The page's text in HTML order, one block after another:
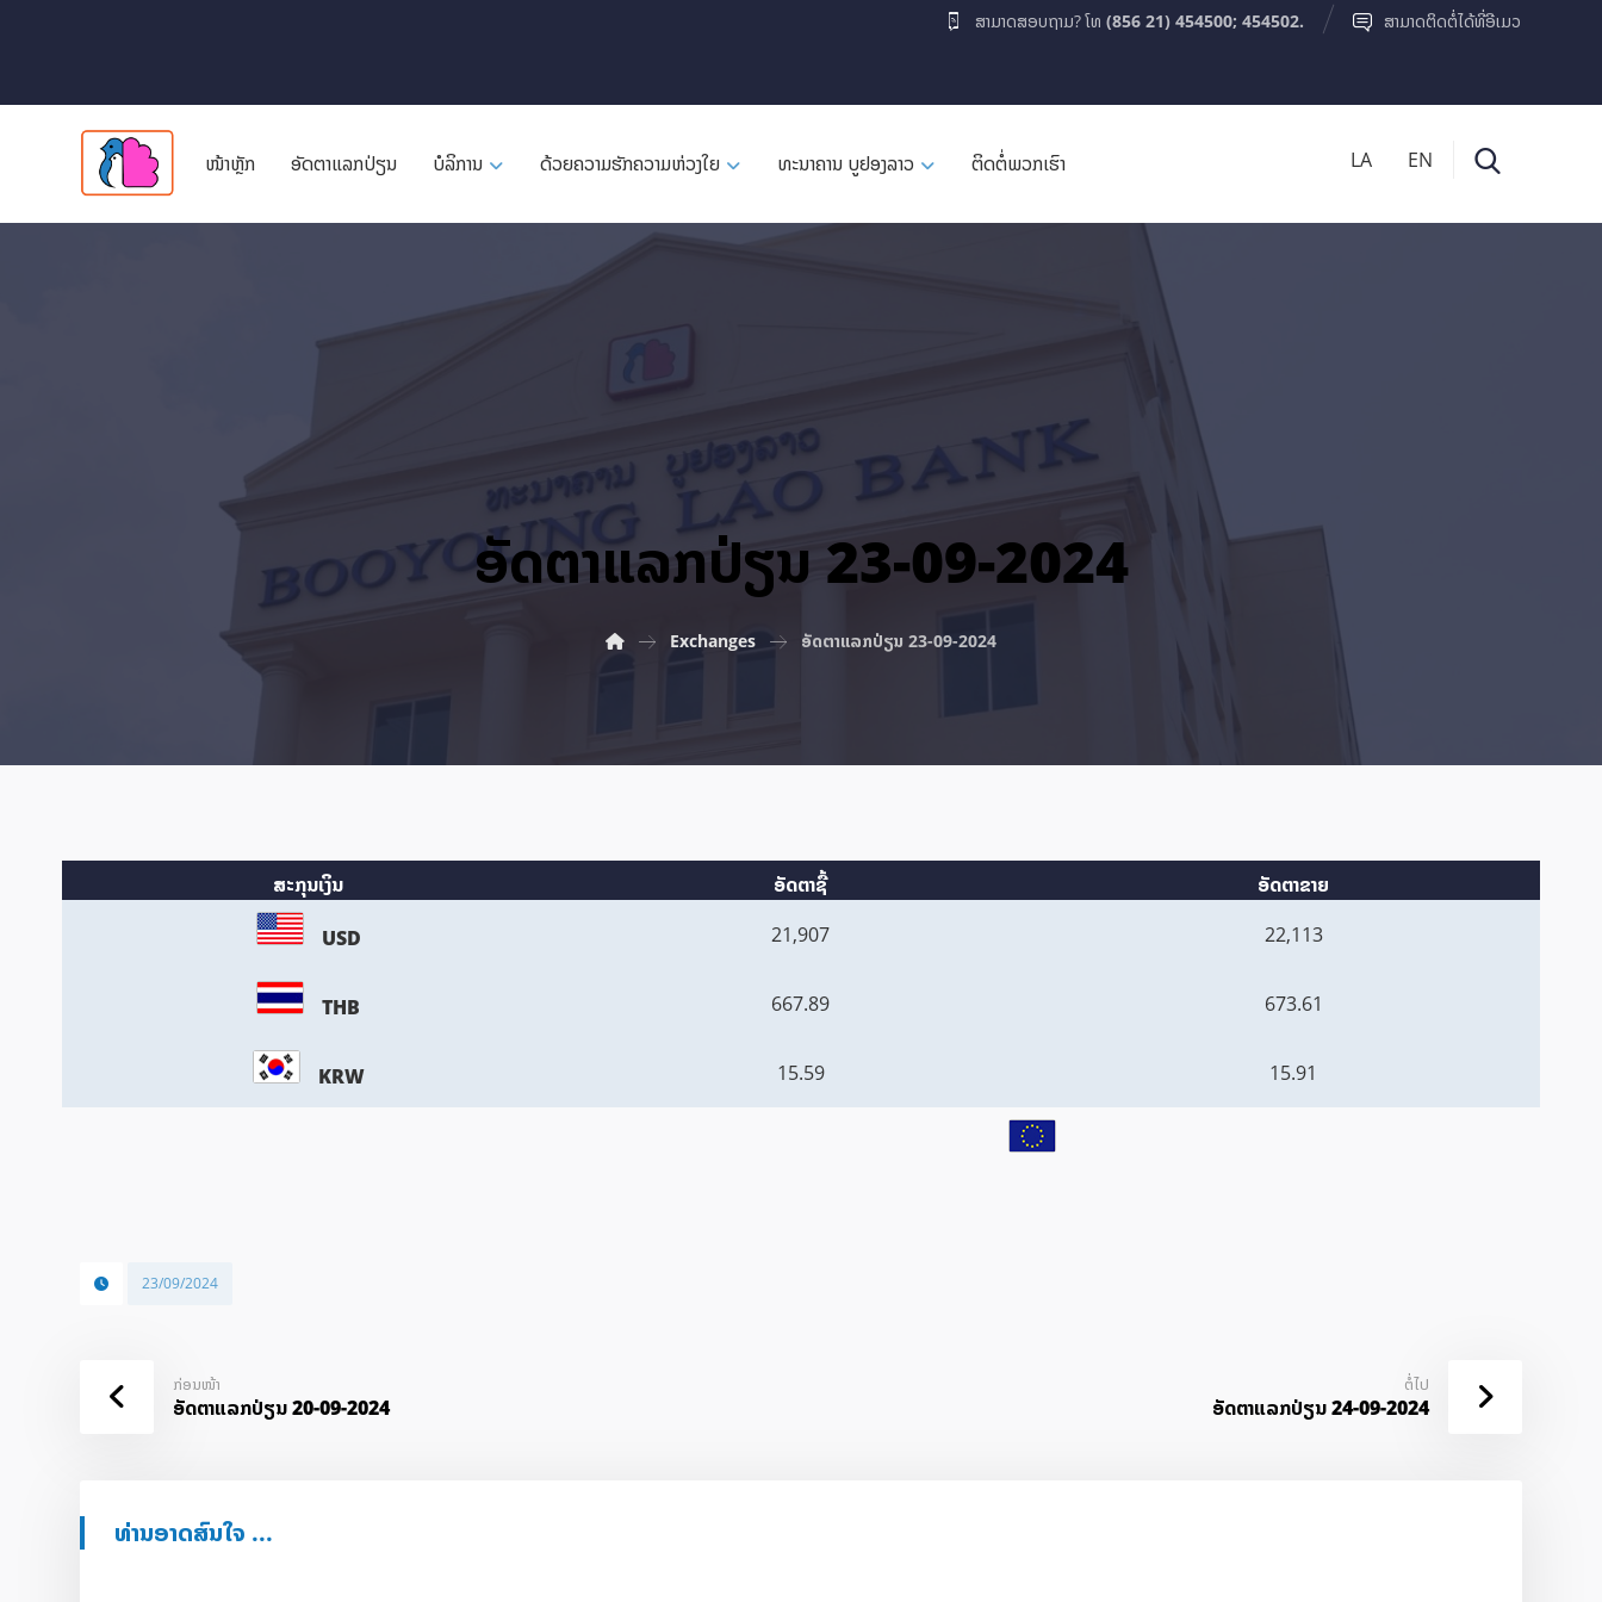
ສາມາດຕິດຕໍ່ໄດ້ທີ່ອີເມວ
ສາມາດສອບຖາມ? ໂທ(856 21) 454500; 454502.
ໜ້າຫຼັກ ອັດ​ຕາ​ແລກ​ປ່ຽນ ບໍລິການ ດ້ວຍຄວາມຮັກຄວາມຫ່ວງໃຍ ທະນາຄານ ບູຢອງລາວ ຕິດຕໍ່ພວກເຮົາ LA EN
ອັດ​ຕາ​ແລກ​ປ່ຽນ 23-09-2024
Exchanges ອັດ​ຕາ​ແລກ​ປ່ຽນ 23-09-2024
ສະກຸນເງິນ ອັດຕາຊື້ ອັດຕາຂາຍ
USD 21,907 22,113
THB 667.89 673.61
KRW 15.59 15.91
23/09/2024
ກ່ອນໜ້າ
ອັດ​ຕາ​ແລກ​ປ່ຽນ 20-09-2024
ຕໍ່ໄປ
ອັດ​ຕາ​ແລກ​ປ່ຽນ 24-09-2024
ທ່ານອາດສົນໃຈ ...